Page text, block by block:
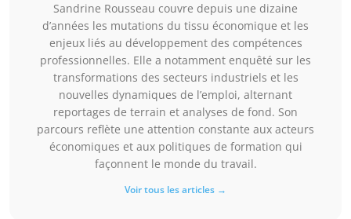
Sandrine Rousseau couvre depuis une dizaine
d’années les mutations du tissu économique et les
enjeux liés au développement des compétences
professionnelles. Elle a notamment enquêté sur les
transformations des secteurs industriels et les
nouvelles dynamiques de l’emploi, alternant
reportages de terrain et analyses de fond. Son
parcours reflète une attention constante aux acteurs
économiques et aux politiques de formation qui
façonnent le monde du travail.
Voir tous les articles →